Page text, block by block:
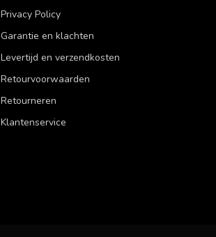
Privacy Policy
Garantie en klachten
Levertijd en verzendkosten
Retourvoorwaarden
Retourneren
Klantenservice